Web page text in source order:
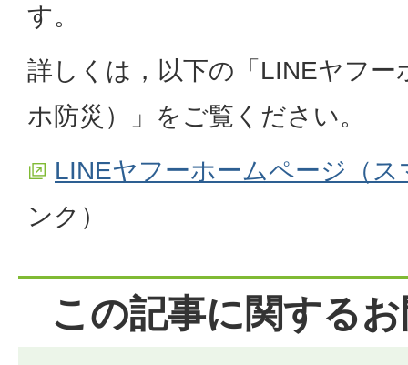
す。
詳しくは，以下の「LINEヤフー
ホ防災）」をご覧ください。
LINEヤフーホームページ（ス
ンク）
この記事に関する